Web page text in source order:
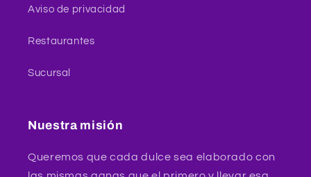
Aviso de privacidad
Restaurantes
Sucursal
Nuestra misión
Queremos que cada dulce sea elaborado con